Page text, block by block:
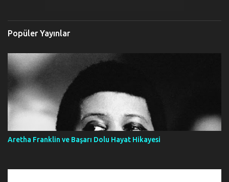
Popüler Yayınlar
Aretha Franklin ve Başarı Dolu Hayat Hikayesi